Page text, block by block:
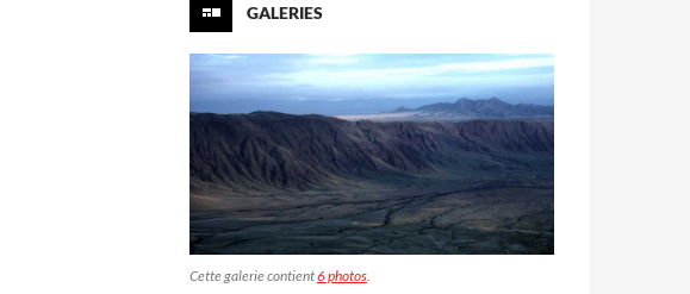
GALERIES
Cette galerie contient6 photos.